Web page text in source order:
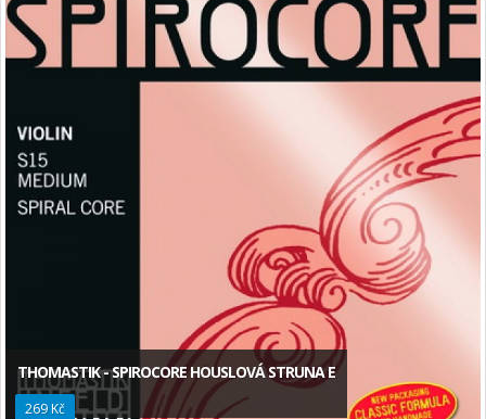
THOMASTIK - SPIROCORE HOUSLOVÁ STRUNA E
269 Kč